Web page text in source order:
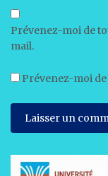
Prévenez-moi de
mail.
Prévenez-moi